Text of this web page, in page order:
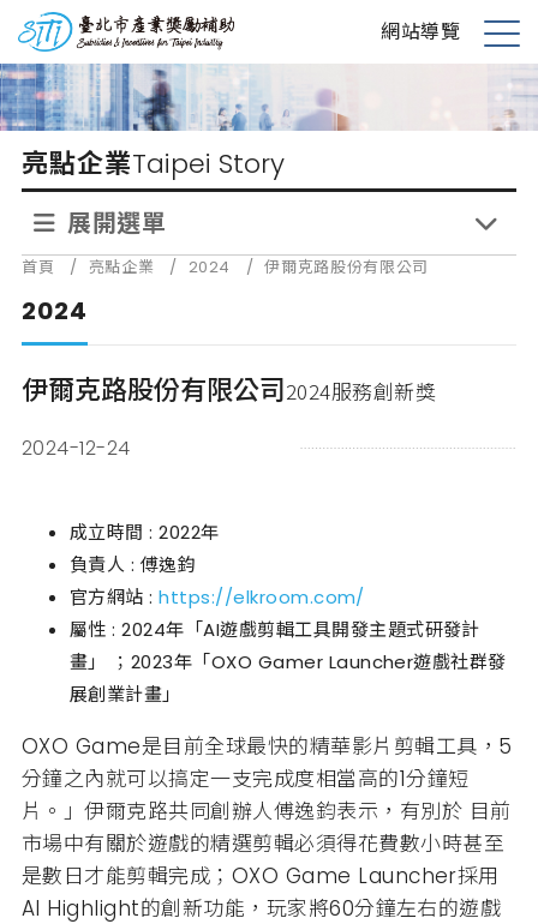
到
主
要
內
台北市產業獎勵補助 網站導覽
展
選
單
亮點企業Taipei Story
展開選單
首頁 / 亮點企業 / 2024 / 伊爾克路股份有限公司
2024
伊爾克路股份有限公司2024服務創新獎
2024-12-24
成立時間 : 2022年
負責人 : 傅逸鈞
官方網站 :https://elkroom.com/
屬性 : 2024年「AI遊戲剪輯工具開發主題式研發計
畫」 ；2023年「OXO Gamer Launcher遊戲社群發
展創業計畫」
OXO Game是目前全球最快的精華影片剪輯工具，5
分鐘之內就可以搞定一支完成度相當高的1分鐘短
片。」伊爾克路共同創辦人傅逸鈞表示，有別於 目前
市場中有關於遊戲的精選剪輯必須得花費數小時甚至
是數日才能剪輯完成；OXO Game Launcher採用
AI Highlight的創新功能，玩家將60分鐘左右的遊戲